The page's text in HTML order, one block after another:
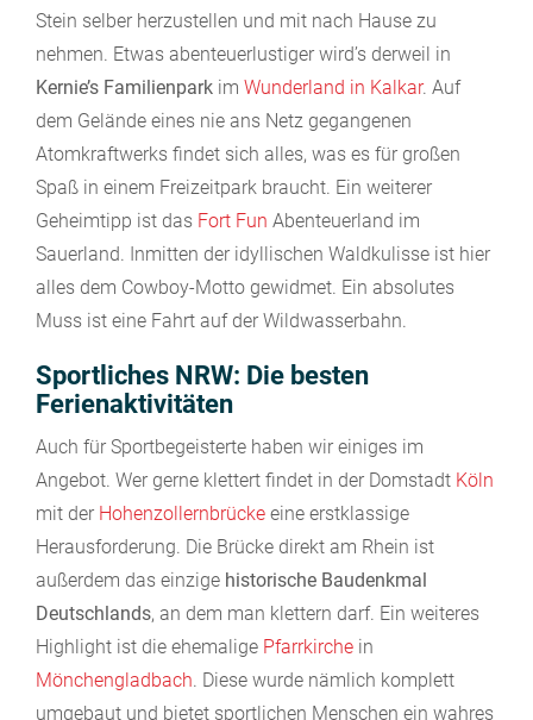
Stein selber herzustellen und mit nach Hause zu
nehmen. Etwas abenteuerlustiger wird’s derweil in
Kernie’s Familienpark im Wunderland in Kalkar. Auf
dem Gelände eines nie ans Netz gegangenen
Atomkraftwerks findet sich alles, was es für großen
Spaß in einem Freizeitpark braucht. Ein weiterer
Geheimtipp ist das Fort Fun Abenteuerland im
Sauerland. Inmitten der idyllischen Waldkulisse ist hier
alles dem Cowboy-Motto gewidmet. Ein absolutes
Muss ist eine Fahrt auf der Wildwasserbahn.
Sportliches NRW: Die besten
Ferienaktivitäten
Auch für Sportbegeisterte haben wir einiges im
Angebot. Wer gerne klettert findet in der Domstadt Köln
mit der Hohenzollernbrücke eine erstklassige
Herausforderung. Die Brücke direkt am Rhein ist
außerdem das einzige historische Baudenkmal
Deutschlands, an dem man klettern darf. Ein weiteres
Highlight ist die ehemalige Pfarrkirche in
Mönchengladbach. Diese wurde nämlich komplett
umgebaut und bietet sportlichen Menschen ein wahres